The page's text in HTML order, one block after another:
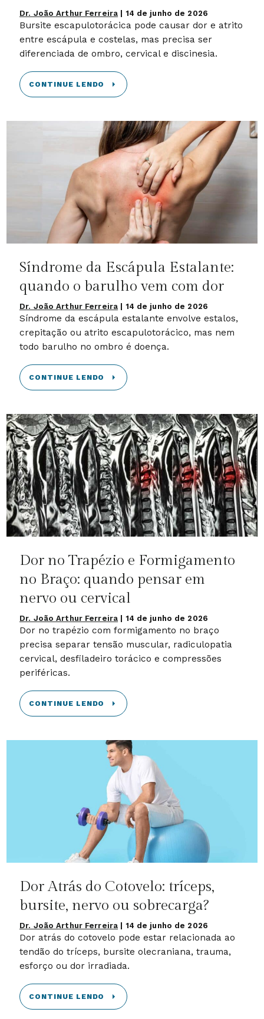
Dr. João Arthur Ferreira 14 de junho de 2026
Bursite escapulotorácica pode causar dor e atrito
entre escápula e costelas, mas precisa ser
diferenciada de ombro, cervical e discinesia.
CONTINUE LENDO
Síndrome da Escápula Estalante:
quando o barulho vem com dor
Dr. João Arthur Ferreira 14 de junho de 2026
Síndrome da escápula estalante envolve estalos,
crepitação ou atrito escapulotorácico, mas nem
todo barulho no ombro é doença.
CONTINUE LENDO
Dor no Trapézio e Formigamento
no Braço: quando pensar em
nervo ou cervical
Dr. João Arthur Ferreira 14 de junho de 2026
Dor no trapézio com formigamento no braço
precisa separar tensão muscular, radiculopatia
cervical, desfiladeiro torácico e compressões
periféricas.
CONTINUE LENDO
Dor Atrás do Cotovelo: tríceps,
bursite, nervo ou sobrecarga?
Dr. João Arthur Ferreira 14 de junho de 2026
Dor atrás do cotovelo pode estar relacionada ao
tendão do tríceps, bursite olecraniana, trauma,
esforço ou dor irradiada.
CONTINUE LENDO